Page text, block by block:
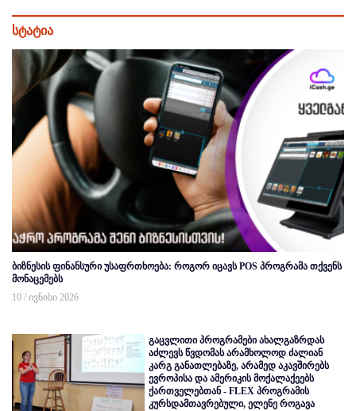
სტატია
ბიზნესის ფინანსური უსაფრთხოება: როგორ იცავს POS პროგრამა თქვენს
მონაცემებს
10 / ივნისი 2026
გაცვლითი პროგრამები ახალგაზრდას
აძლევს წვდომას არამხოლოდ ძალიან
კარგ განათლებაზე, არამედ აკავშირებს
ევროპისა და ამერიკის მოქალაქეებს
ქართველებთან - FLEX პროგრამის
კურსდამთავრებული, ელენე როგავა